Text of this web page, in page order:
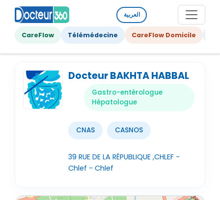
العربية
CareFlow Télémédecine CareFlow Domicile
Docteur BAKHTA HABBAL
Gastro-entérologue
Hépatologue
CNAS CASNOS
39 RUE DE LA RÉPUBLIQUE ,CHLEF -
Chlef - Chlef